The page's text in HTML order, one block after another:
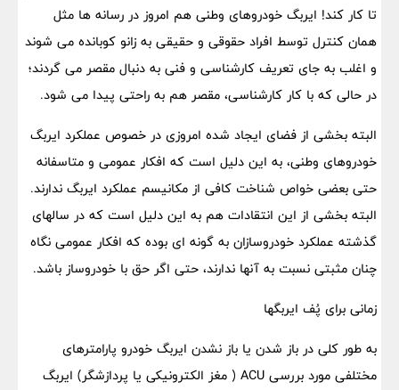
تا کار کند! ایربگ خودروهای وطنی هم امروز در رسانه ها مثل
همان کنترل توسط افراد حقوقی و حقیقی به زانو کوبانده می شوند
و اغلب به جای تعریف کارشناسی و فنی به دنبال مقصر می گردند؛
در حالی که با کار کارشناسی، مقصر هم به راحتی پیدا می شود.
البته بخشی از فضای ایجاد شده امروزی در خصوص عملکرد ایربگ
خودروهای وطنی، به این دلیل است که افکار عمومی و متاسفانه
حتی بعضی خواص شناخت کافی از مکانیسم عملکرد ایربگ ندارند.
البته بخشی از این انتقادات هم به این دلیل است که در سالهای
گذشته عملکرد خودروسازان به گونه ای بوده که افکار عمومی نگاه
چنان مثبتی نسبت به آنها ندارند، حتی اگر حق با خودروساز باشد.
زمانی برای پُف ایربگها
به طور کلی در باز شدن یا باز نشدن ایربگ خودرو پارامترهای
مختلفی مورد بررسی ACU ( مغز الکترونیکی یا پردازشگر) ایربگ